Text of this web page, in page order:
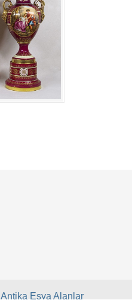
Antika Eşya Alanlar